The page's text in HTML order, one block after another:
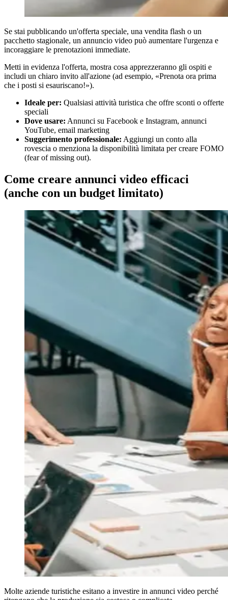
Se stai pubblicando un'offerta speciale, una vendita flash o un
pacchetto stagionale, un annuncio video può aumentare l'urgenza e
incoraggiare le prenotazioni immediate.
Metti in evidenza l'offerta, mostra cosa apprezzeranno gli ospiti e
includi un chiaro invito all'azione (ad esempio, «Prenota ora prima
che i posti si esauriscano!»).
Ideale per: Qualsiasi attività turistica che offre sconti o offerte
speciali
Dove usare: Annunci su Facebook e Instagram, annunci
YouTube, email marketing
Suggerimento professionale: Aggiungi un conto alla
rovescia o menziona la disponibilità limitata per creare FOMO
(fear of missing out).
Come creare annunci video efficaci
(anche con un budget limitato)
Molte aziende turistiche esitano a investire in annunci video perché